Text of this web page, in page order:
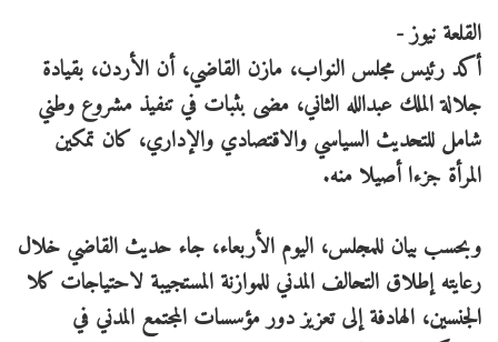
القلعة نيوز -
أكد رئيس مجلس النواب، مازن القاضي، أن الأردن، بقيادة
جلالة الملك عبدالله الثاني، مضى بثبات في تنفيذ مشروع وطني
شامل للتحديث السياسي والاقتصادي والإداري، كان تمكين
المرأة جزءا أصيلا منه.
وبحسب بيان للمجلس، اليوم الأربعاء، جاء حديث القاضي خلال
رعايته إطلاق التحالف المدني للموازنة المستجيبة لاحتياجات كلا
الجنسين، الهادفة إلى تعزيز دور مؤسسات المجتمع المدني في